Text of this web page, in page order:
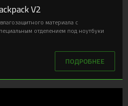
V2
материала с
отделением под ноутбуки
ПОДРОБНЕЕ